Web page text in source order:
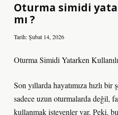
Oturma simidi
mı ?
Tarih: Şubat 14, 2026
Oturma Simidi Yatarken
Son yıllarda hayatımıza hızlı
sadece uzun oturmalarda değil,
kullanmak isteyenler var. Peki,